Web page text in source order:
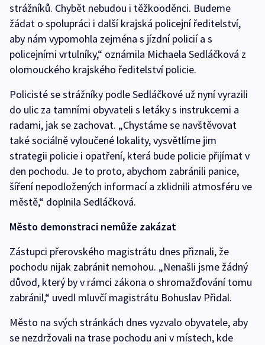
strážníků. Chybět nebudou i těžkooděnci. Budeme
žádat o spolupráci i další krajská policejní ředitelství,
aby nám vypomohla zejména s jízdní policií a s
policejními vrtulníky,“ oznámila Michaela Sedláčková z
olomouckého krajského ředitelství policie.
Policisté se strážníky podle Sedláčkové už nyní vyrazili
do ulic za tamními obyvateli s letáky s instrukcemi a
radami, jak se zachovat. „Chystáme se navštěvovat
také sociálně vyloučené lokality, vysvětlíme jim
strategii policie i opatření, která bude policie přijímat v
den pochodu. Je to proto, abychom zabránili panice,
šíření nepodložených informací a zklidnili atmosféru ve
městě,“ doplnila Sedláčková.
Město demonstraci nemůže zakázat
Zástupci přerovského magistrátu dnes přiznali, že
pochodu nijak zabránit nemohou. „Nenašli jsme žádný
důvod, který by v rámci zákona o shromažďování tomu
zabránil,“ uvedl mluvčí magistrátu Bohuslav Přidal.
Město na svých stránkách dnes vyzvalo obyvatele, aby
se nezdržovali na trase pochodu ani v místech, kde